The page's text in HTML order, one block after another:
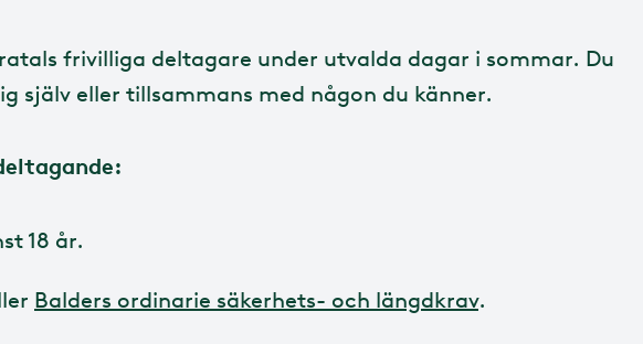
frivilliga deltagare under utvalda dagar i sommar. Du
själv eller tillsammans med någon du känner.
18 år.
Balders ordinarie säkerhets- och längdkrav.